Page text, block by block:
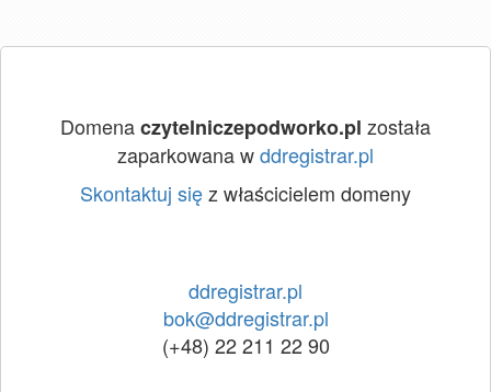
Domenaczytelniczepodworko.pl została
zaparkowana wddregistrar.pl
Skontaktuj sięz właścicielem domeny
ddregistrar.pl
bok@ddregistrar.pl
(+48) 22 211 22 90